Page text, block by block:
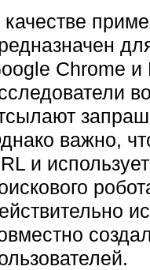
качестве
Chrome и
важно,
и